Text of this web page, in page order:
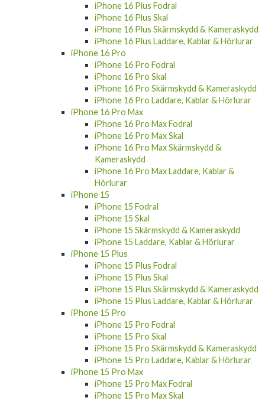
iPhone 16 Plus Skal
iPhone 16 Plus Skärmskydd & Kameraskydd
iPhone 16 Plus Laddare, Kablar & Hörlurar
iPhone 16 Pro
iPhone 16 Pro Fodral
iPhone 16 Pro Skal
iPhone 16 Pro Skärmskydd & Kameraskydd
iPhone 16 Pro Laddare, Kablar & Hörlurar
iPhone 16 Pro Max
iPhone 16 Pro Max Fodral
iPhone 16 Pro Max Skal
iPhone 16 Pro Max Skärmskydd &
Kameraskydd
iPhone 16 Pro Max Laddare, Kablar &
Hörlurar
iPhone 15
iPhone 15 Fodral
iPhone 15 Skal
iPhone 15 Skärmskydd & Kameraskydd
iPhone 15 Laddare, Kablar & Hörlurar
iPhone 15 Plus
iPhone 15 Plus Fodral
iPhone 15 Plus Skal
iPhone 15 Plus Skärmskydd & Kameraskydd
iPhone 15 Plus Laddare, Kablar & Hörlurar
iPhone 15 Pro
iPhone 15 Pro Fodral
iPhone 15 Pro Skal
iPhone 15 Pro Skärmskydd & Kameraskydd
iPhone 15 Pro Laddare, Kablar & Hörlurar
iPhone 15 Pro Max
iPhone 15 Pro Max Fodral
iPhone 15 Pro Max Skal
iPhone 15 Pro Max Skärmskydd &